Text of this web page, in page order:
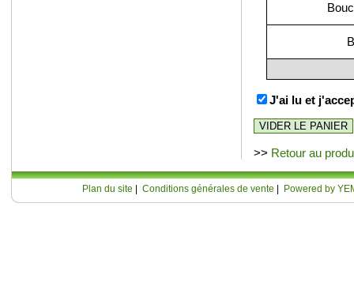
J'ai lu et
>> Retour au
Plan du site | Conditions générales de vente | Powered by